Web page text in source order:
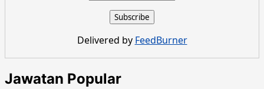
Universiti
Kebangsaan
Malaysia
Mac
Delivered by FeedBurner
Jawatan Popular